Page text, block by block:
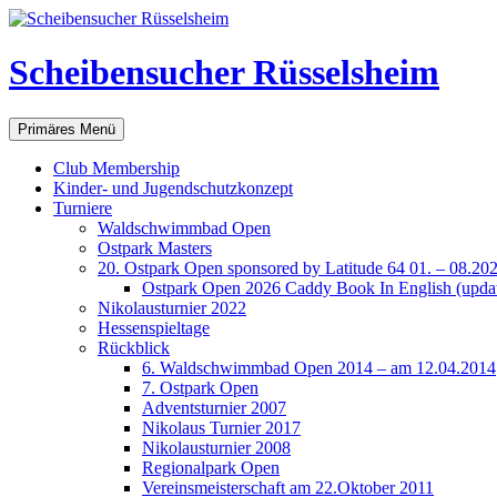
Scheibensucher Rüsselsheim
Suchen
Primäres Menü Zum
Inhalt
springen
Club Membership
Kinder- und Jugendschutzkonzept
Turniere
Waldschwimmbad Open
Ostpark Masters
20. Ostpark Open sponsored by Latitude 64 01. –
Ostpark Open 2026 Caddy Book In English
Nikolausturnier 2022
Hessenspieltage
Rückblick
6. Waldschwimmbad Open 2014 – am 12.04.2014
7. Ostpark Open
Adventsturnier 2007
Nikolaus Turnier 2017
Nikolausturnier 2008
Regionalpark Open
Vereinsmeisterschaft am 22.Oktober 2011